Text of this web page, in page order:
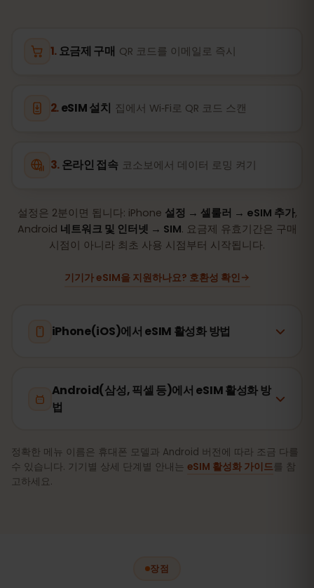
요금제 구매 QR 코드를 이메일로 즉시
eSIM 설치 집에서 Wi‑Fi로 QR 코드 스캔
온라인 접속 코소보에서 데이터 로밍 켜기
설정은 2분이면 됩니다: iPhone 설정 → 셀룰러 → eSIM 추가,
Android 네트워크 및 인터넷 → SIM. 요금제 유효기간은 구매
시점이 아니라 최초 사용 시점부터 시작됩니다.
기기가 eSIM을 지원하나요? 호환성 확인
iPhone(iOS)에서 eSIM 활성화 방법
Android(삼성, 픽셀 등)에서 eSIM 활성화 방
법
정확한 메뉴 이름은 휴대폰 모델과 Android 버전에 따라 조금 다를
수 있습니다. 기기별 상세 단계별 안내는 eSIM 활성화 가이드를 참
고하세요.
장점